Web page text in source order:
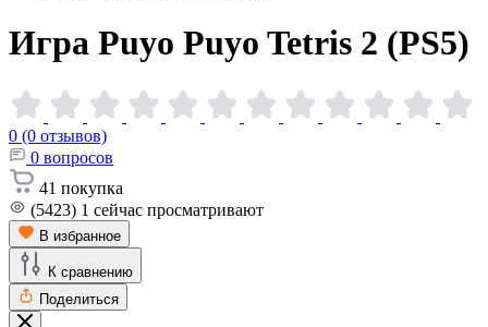
Игра Puyo Puyo Tetris 2 (PS5)
0 (0 отзывов)
0 вопросов
41 покупка
(5423) 1 сейчас просматривают
В избранное
К сравнению
Поделиться